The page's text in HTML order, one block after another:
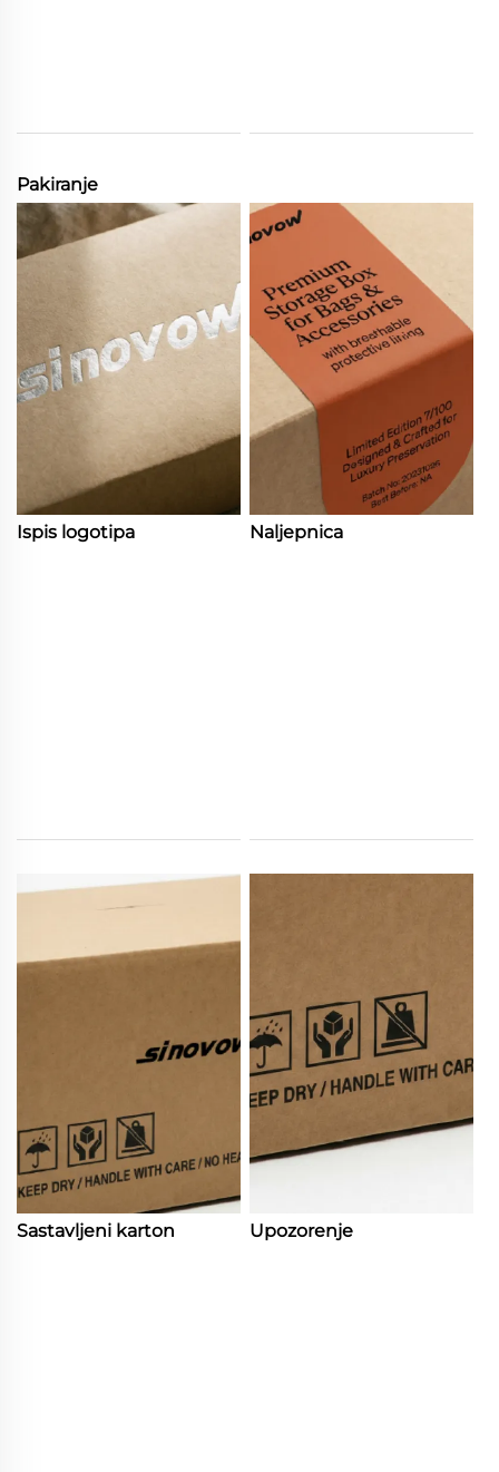
Pakiranje
Ispis logotipa Naljepnica
Sastavljeni karton Upozorenje